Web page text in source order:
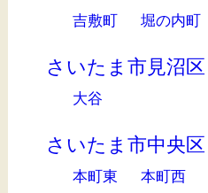
吉敷町 堀の内町
さいたま市見沼区
大谷
さいたま市中央区
本町東 本町西